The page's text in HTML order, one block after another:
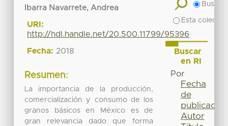
Ibarra Navarrete, Andrea
URI:
http://hdl.handle.net/20.500.11799/95396
Fecha: 2018
Resumen:
La importancia de la producción,
comercialización y consumo de los
granos básicos en México es de
gran relevancia dado que forma
Buscar
Esta
Buscar
en RI
Por
Fecha
de
publicación
Autor